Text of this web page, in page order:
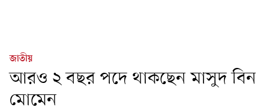
জাতীয়
আরও ২ বছর পদে থাকছেন মাসুদ বিন
মোমেন